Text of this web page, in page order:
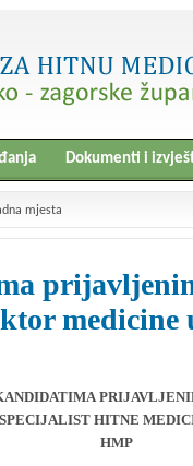
Dokumenti i
mjesta
HITNE
HMP